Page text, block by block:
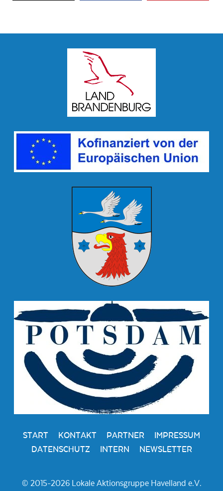
START KONTAKT PARTNER
IMPRESSUM
DATENSCHUTZ
INTERN NEWSLETTER
© 2015-2026 Lokale Aktionsgruppe Havelland e.V.